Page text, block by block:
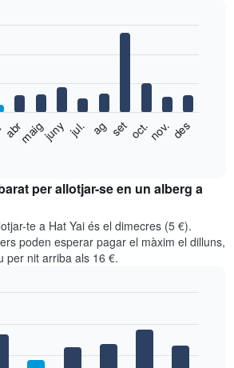
abrmaigjuny jul. ag setoct.nov.des
per allotjar-se en un alberg a
te a Hat Yai és el dimecres (5 €).
poden esperar pagar el màxim el dilluns,
per nit arriba als 16 €.